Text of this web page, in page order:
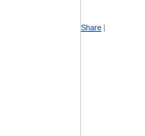
Share |